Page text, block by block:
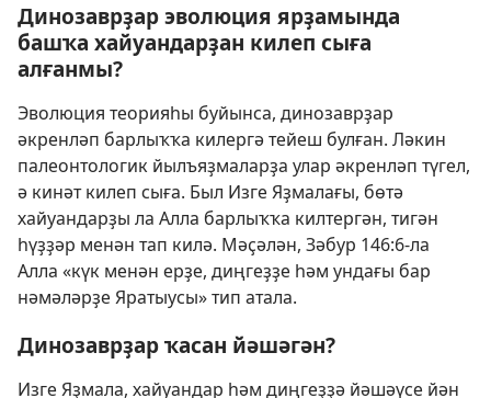
Динозаврҙар эволюция ярҙамында
башҡа хайуандарҙан килеп сыға
алғанмы?
Эволюция теорияһы буйынса, динозаврҙар
әкренләп барлыҡҡа килергә тейеш булған. Ләкин
палеонтологик йылъяҙмаларҙа улар әкренләп түгел,
ә кинәт килеп сыға. Был Изге Яҙмалағы, бөтә
хайуандарҙы ла Алла барлыҡҡа килтергән, тигән
һүҙҙәр менән тап килә. Мәҫәлән, Зәбур 146:6-ла
Алла «күк менән ерҙе, диңгеҙҙе һәм ундағы бар
нәмәләрҙе Яратыусы» тип атала.
Динозаврҙар ҡасан йәшәгән?
Изге Яҙмала, хайуандар һәм диңгеҙҙә йәшәүсе йән